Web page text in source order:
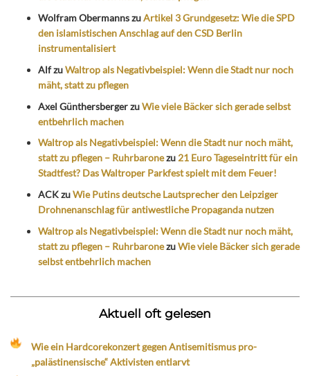
Wolfram ObermannszuArtikel 3 Grundgesetz: Wie die SPD
den islamistischen Anschlag auf den CSD Berlin
instrumentalisiert
AlfzuWaltrop als Negativbeispiel: Wenn die Stadt nur noch
mäht, statt zu pflegen
Axel GünthersbergerzuWie viele Bäcker sich gerade selbst
entbehrlich machen
Waltrop als Negativbeispiel: Wenn die Stadt nur noch mäht,
statt zu pflegen – Ruhrbaronezu 21 Euro Tageseintritt für ein
Stadtfest? Das Waltroper Parkfest spielt mit dem Feuer!
ACKzuWie Putins deutsche Lautsprecher den Leipziger
Drohnenanschlag für antiwestliche Propaganda nutzen
Waltrop als Negativbeispiel: Wenn die Stadt nur noch mäht,
statt zu pflegen – RuhrbaronezuWie viele Bäcker sich gerade
selbst entbehrlich machen
Aktuell oft gelesen
Wie ein Hardcorekonzert gegen Antisemitismus pro-
„palästinensische“ Aktivisten entlarvt